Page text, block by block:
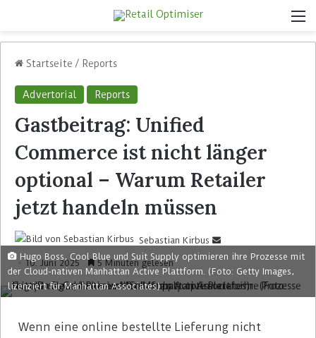
Startseite / Reports
Advertorial Reports
Gastbeitrag: Unified
Commerce ist nicht länger
optional – Warum Retailer
jetzt handeln müssen
Sebastian Kirbus
10. Juni 2025 5 Minuten gelesen
Hugo Boss, Cool Blue und Suit Supply optimieren ihre Prozesse mit
der Cloud-nativen Manhattan Active Plattform. (Foto: Getty Images,
lizenziert für Manhattan Associates)
Wenn eine online bestellte Lieferung nicht